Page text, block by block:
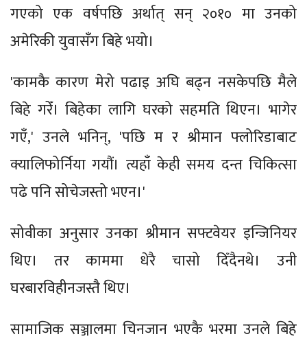
गएको एक वर्षपछि अर्थात् सन् २०१० मा उनको
अमेरिकी युवासँग बिहे भयो।
'कामकै कारण मेरो पढाइ अघि बढ्न नसकेपछि मैले
बिहे गरेँ। बिहेका लागि घरको सहमति थिएन। भागेर
गएँ,' उनले भनिन्, 'पछि म र श्रीमान फ्लोरिडाबाट
क्यालिफोर्निया गयौं। त्यहाँ केही समय दन्त चिकित्सा
पढे पनि सोचेजस्तो भएन।'
सोवीका अनुसार उनका श्रीमान सफ्टवेयर इन्जिनियर
थिए। तर काममा धेरै चासो दिँदैनथे। उनी
घरबारविहीनजस्तै थिए।
सामाजिक सञ्जालमा चिनजान भएकै भरमा उनले बिहे